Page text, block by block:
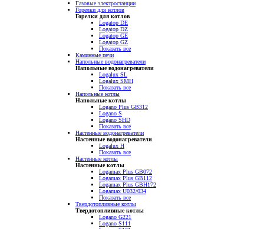
Газовые электростанции
Горелки для котлов
Горелки для котлов
Logatop DE
Logatop DZ
Logatop GE
Logatop GZ
Показать все
Каминные печи
Напольные водонагреватели
Напольные водонагреватели
Logalux SL
Logalux SMH
Показать все
Напольные котлы
Напольные котлы
Logano Plus GB312
Logano S
Logano SHD
Показать все
Настенные водонагреватели
Настенные водонагреватели
Logalux H
Показать все
Настенные котлы
Настенные котлы
Logamax Plus GB072
Logamax Plus GB112
Logamax Plus GBH172
Logamax U032/034
Показать все
Твердотопливные котлы
Твердотопливные котлы
Logano G221
Logano S111